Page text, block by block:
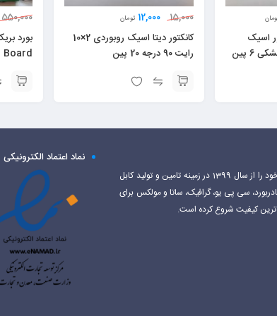
پاور اسیک
15,000
12,000 تومان
کانکتور دیتا اسیک روبوردی 2×10
رایت 90 درجه 20 پین
550,000
Board سبز 12 پورت
مجموعه پاورساپ فعالیت خود را از سال 1399 در زمینه تامین و تولید کابل
سی پی یو، گرافیک، ساتا و مولکس برای
کیفیت شروع کرده است.
نماد اعتماد الکترونیکی